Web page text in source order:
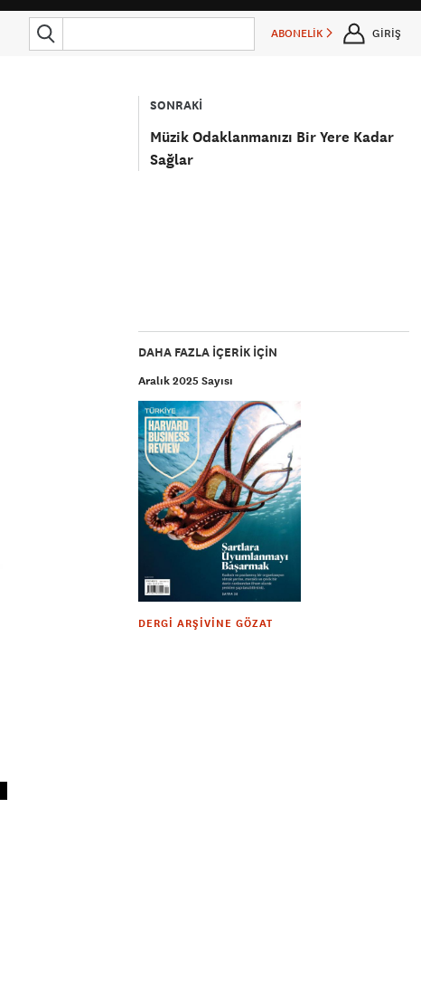
ABONELİK GİRİŞ
SONRAKİ
Müzik Odaklanmanızı Bir Yere Kadar
Sağlar
DAHA FAZLA IÇERIK IÇIN
Aralık 2025 Sayısı
DERGI ARŞIVINE GÖZAT